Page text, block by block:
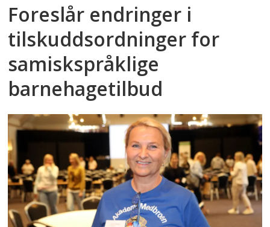
Foreslår endringer i
tilskuddsordninger for
samiskspråklige
barnehagetilbud